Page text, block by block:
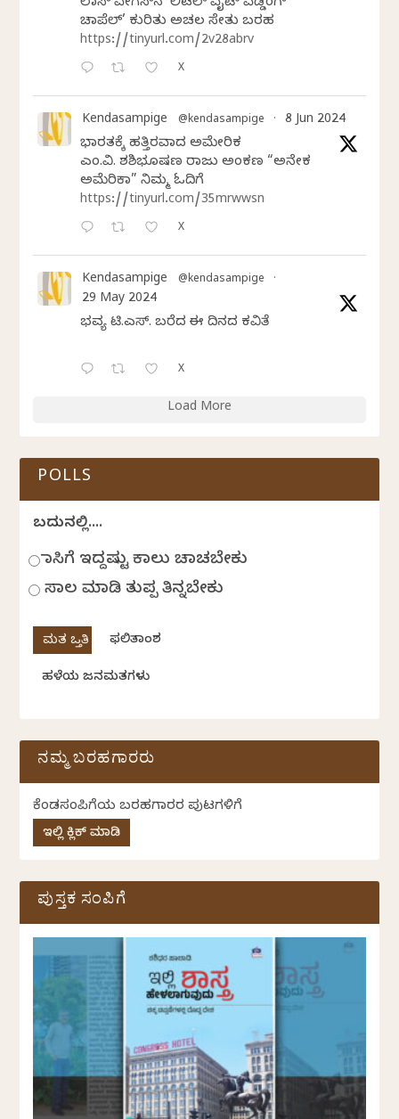
ಚಾಪೆಲ್’ ಕುರಿತು ಅಚಲ ಸೇತು ಬರಹ
https://tinyurl.com/2v28abrv
X
Kendasampige @kendasampige · 8 Jun 2024
ಭಾರತಕ್ಕೆ ಹತ್ತಿರವಾದ ಅಮೇರಿಕ
ಎಂ.ವಿ. ಶಶಿಭೂಷಣ ರಾಜು ಅಂಕಣ “ಅನೇಕ
ಅಮೆರಿಕಾ” ನಿಮ್ಮ ಓದಿಗೆ
https://tinyurl.com/35mrwwsn
X
Kendasampige @kendasampige ·
29 May 2024
ಭವ್ಯ ಟಿ.ಎಸ್. ಬರೆದ ಈ ದಿನದ ಕವಿತೆ
X
Load More
POLLS
ಬದುಕಿನಲ್ಲಿ....
ಹಾಸಿಗೆ ಇದ್ದಷ್ಟು ಕಾಲು ಚಾಚಬೇಕು
ಸಾಲ ಮಾಡಿ ತುಪ್ಪ ತಿನ್ನಬೇಕು
ಫಲಿತಾಂಶ
ಹಳೆಯ ಜನಮತಗಳು
ನಮ್ಮ ಬರಹಗಾರರು
ಕೆಂಡಸಂಪಿಗೆಯ ಬರಹಗಾರರ ಪುಟಗಳಿಗೆ
ಇಲ್ಲಿ ಕ್ಲಿಕ್ ಮಾಡಿ
ಪುಸ್ತಕ ಸಂಪಿಗೆ